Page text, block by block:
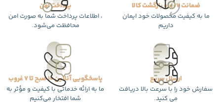
ضمانت 7 روزه بازگشت کالا
ما به کیفیت محصولات خود ایمان
داریم
پرداخت امن
، اطلاعات پرداخت شما به صورت امن
محافظت می‌شود.
ارسال سریع
سفارش خود را با سرعت بالا دریافت
می کنید.
پاسخگویی آنلاین 10 صبح تا 7 غروب
ما به ارائه خدماتی با کیفیت و مؤثر به
شما افتخار می‌کنیم